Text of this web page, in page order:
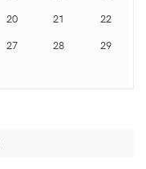
20 21
22
27 28
29